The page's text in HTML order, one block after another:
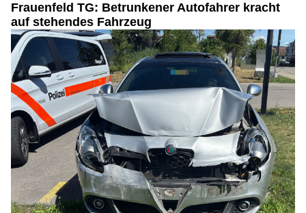
Frauenfeld TG: Betrunkener Autofahrer kracht
auf stehendes Fahrzeug